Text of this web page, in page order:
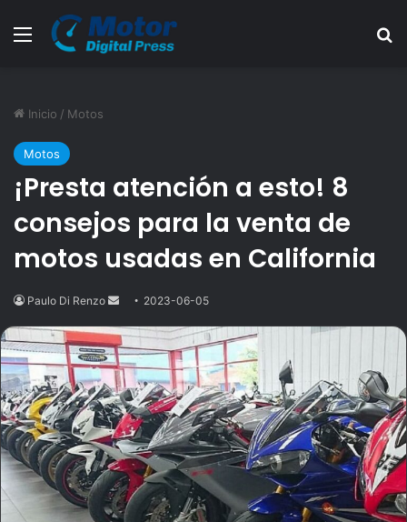
Menú
Inicio / Motos
Motos
¡Presta atención a esto! 8
consejos para la venta de
motos usadas en California
Paulo Di Renzo
Send
email
2023-06-05